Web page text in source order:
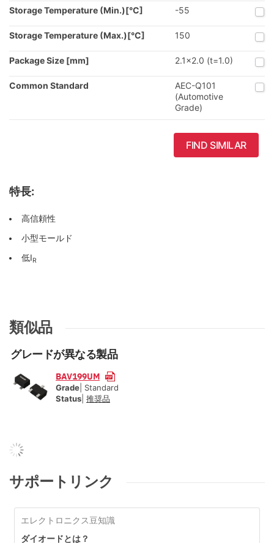
Storage Temperature (Min.)[°C] -55
Storage Temperature (Max.)[°C] 150
Package Size [mm] 2.1x2.0 (t=1.0)
Common Standard
AEC-Q101
(Automotive
Grade)
FIND SIMILAR
特長:
高信頼性
小型モールド
低IR
類似品
グレードが異なる製品
BAV199UM
Grade | Standard
Status 推奨品
サポートリンク
エレクトロニクス豆知識
ダイオードとは？